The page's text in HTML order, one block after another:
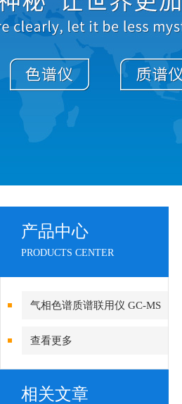
产品中心
PRODUCTS CENTER
气相色谱质谱联用仪 GC-MS
查看更多
相关文章